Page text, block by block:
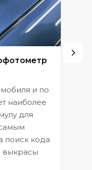
и по
наиболее
для
поиск кода
выкрасы